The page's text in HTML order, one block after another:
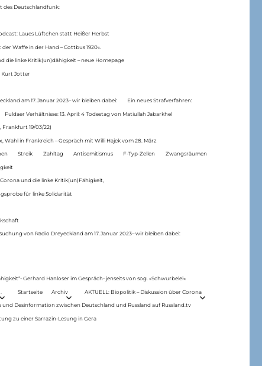
des Deutschlandfunk:
Laues Lüftchen statt Heißer Herbst
Waffe in der Hand – Cottbus 1920«.
die linke Kritik(un)dähigkeit – neue Homepage
Kurt Jotter
am 17.Januar 2023– wir bleiben dabei: Ein neues Strafverfahren:
Fuldaer Verhältnisse: 13. April: 4 Todestag von Matiul­lah Jabarkhel
Frankfurt 19/03/22)
Wahl in Frankreich – Gespräch mit Willi Hajek vom 28. März
Streik Zahltag Antisemitismus F-Typ-Zellen Zwangsräumen
und die linke Kritik(un)Fähigkeit,
für linke Solidarität
von Radio Dreyeckland am 17.Januar 2023– wir bleiben dabei:
Gerhard Hanloser im Gespräch- jenseits von sog. »Schwurbelei«
Startseite Archiv AKTUELL: Biopolitik – Diskussion über Corona
und Desinformation zwischen Deutschland und Russland auf Russland.tv
zu einer Sarrazin-Lesung in Gera